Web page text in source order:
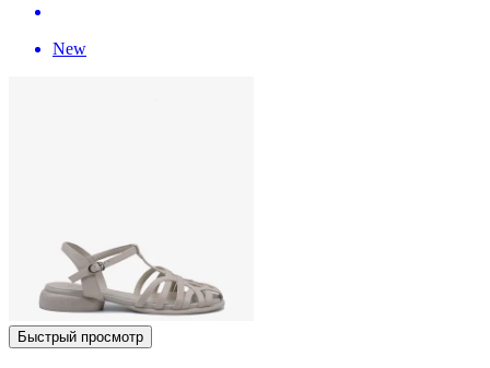
New
Быстрый просмотр